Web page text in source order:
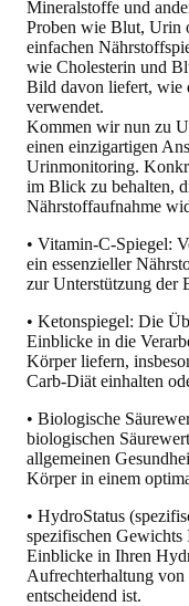
Mineralstoffe und
Proben wie Blut, Urin
einfachen
wie Cholesterin und
Bild davon liefert, wie
verwendet.
Kommen wir nun zu
einen einzigartigen
Urinmonitoring.
im Blick zu behalten,
Nährstoffaufnahme
• Vitamin-C-Spiegel:
ein essenzieller
zur Unterstützung der
• Ketonspiegel: Die
Einblicke in die
Körper liefern,
Carb-Diät einhalten
• Biologische
biologischen
allgemeinen
Körper in einem
• HydroStatus
spezifischen
Einblicke in Ihren
Aufrechterhaltung
entscheidend ist.